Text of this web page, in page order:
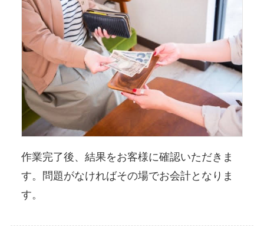
作業完了後、結果をお客様に確認いただきま
す。問題がなければその場でお会計となりま
す。